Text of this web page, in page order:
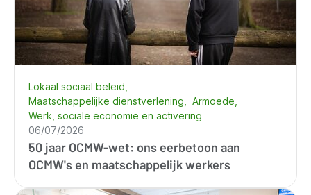
50 jaar OCMW-wet: ons eerbetoon aan
OCMW's en maatschappelijk werkers
Lokaal sociaal beleid
Maatschappelijke dienstverlening
Armoede
Werk, sociale economie en activering
06/07/2026